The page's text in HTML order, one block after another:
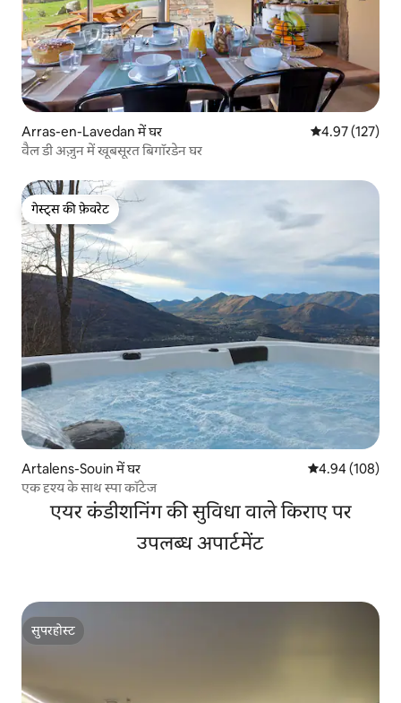
Arras-en-Lavedan में घर औसत रेटिंग 5 में से
4.97 (127)
वैल डी अज़ुन में खूबसूरत बिगॉरडेन घर
गेस्ट्स की फ़ेवरेट
गेस्ट्स की फ़ेवरेट
Artalens-Souin में घर औसत रेटिंग 5 में से
4.94 (108)
एक दृश्य के साथ स्पा कॉटेज
एयर कंडीशनिंग की सुविधा वाले किराए पर
उपलब्ध अपार्टमेंट
सुपरहोस्ट
सुपरहोस्ट